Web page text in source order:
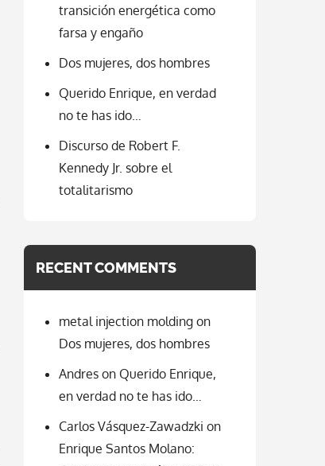
transición energética como
farsa y engaño
Dos mujeres, dos hombres
Querido Enrique, en verdad
no te has ido…
Discurso de Robert F.
Kennedy Jr. sobre el
totalitarismo
RECENT COMMENTS
metal injection moldingon
Dos mujeres, dos hombres
Andreson Querido Enrique,
en verdad no te has ido…
Carlos Vásquez-Zawadzki on
Enrique Santos Molano: